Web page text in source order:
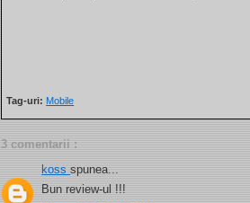
Tag-uri: Mobile
3 comentarii :
kossspunea...
Bun review-ul !!!